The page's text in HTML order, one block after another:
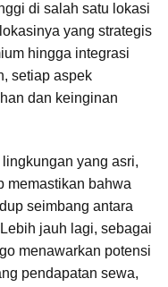
di salah satu lokasi
yang strategis
hingga integrasi
setiap aspek
dan keinginan
yang asri,
memastikan bahwa
seimbang antara
jauh lagi, sebagai
menawarkan potensi
pendapatan sewa,